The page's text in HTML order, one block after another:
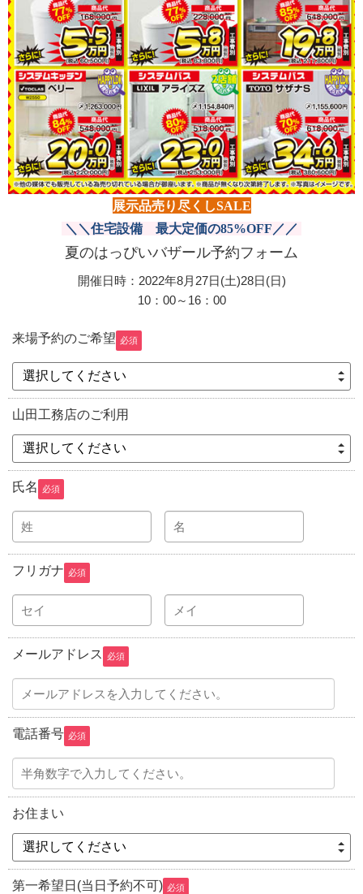
展示品売り尽くしSALE
＼＼住宅設備 最大定価の85%OFF ／／
夏のはっぴいバザール予約フォーム
開催日時：2022年8月27日(土)28日(日)
10：00～16：00
来場予約のご希望 必須
選択してください
山田工務店のご利用
選択してください
氏名 必須
フリガナ 必須
メールアドレス 必須
電話番号 必須
お住まい
選択してください
第一希望日(当日予約不可) 必須